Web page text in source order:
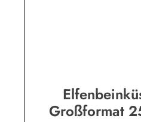
Großformat